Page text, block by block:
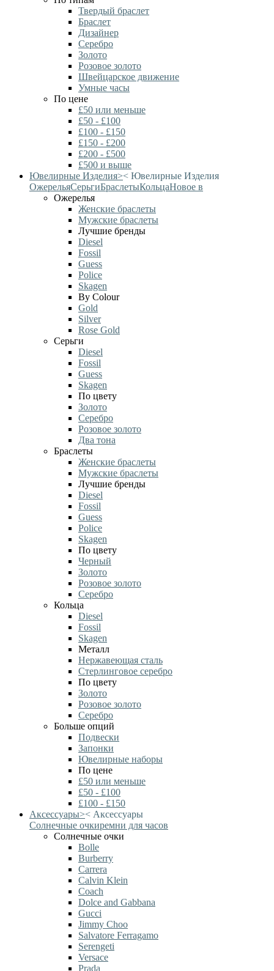
Твердый браслет
Браслет
Дизайнер
Серебро
Золото
Розовое золото
Швейцарское движение
Умные часы
По цене
£50 или меньше
£50 - £100
£100 - £150
£150 - £200
£200 - £500
£500 и выше
Ювелирные Изделия>< Ювелирные Изделия
ОжерельяСерьгиБраслетыКольцаНовое в
Ожерелья
Женские браслеты
Мужские браслеты
Лучшие бренды
Diesel
Fossil
Guess
Police
Skagen
By Colour
Gold
Silver
Rose Gold
Серьги
Diesel
Fossil
Guess
Skagen
По цвету
Золото
Серебро
Розовое золото
Два тона
Браслеты
Женские браслеты
Мужские браслеты
Лучшие бренды
Diesel
Fossil
Guess
Police
Skagen
По цвету
Черный
Золото
Розовое золото
Серебро
Кольца
Diesel
Fossil
Skagen
Металл
Нержавеющая сталь
Стерлинговое серебро
По цвету
Золото
Розовое золото
Серебро
Больше опций
Подвески
Запонки
Ювелирные наборы
По цене
£50 или меньше
£50 - £100
£100 - £150
Аксессуары>< Аксессуары
Солнечные очкиремни для часов
Солнечные очки
Bolle
Burberry
Carrera
Calvin Klein
Coach
Dolce and Gabbana
Gucci
Jimmy Choo
Salvatore Ferragamo
Serengeti
Versace
Prada